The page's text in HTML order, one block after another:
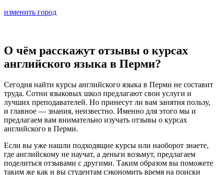
изменить город
О чём расскажут отзывы о курсах
английского языка в Перми?
Сегодня найти курсы английского языка в Перми не составит
труда. Сотни языковых школ предлагают свои услуги и
лучших преподавателей. Но принесут ли вам занятия пользу,
и главное — знания, неизвестно. Именно для этого мы и
предлагаем вам внимательно изучать отзывы о курсах
английского в Перми.
Если вы уже нашли подходящие курсы или наоборот знаете,
где английскому не научат, а деньги возьмут, предлагаем
поделиться отзывами с другими. Таким образом вы поможете
таким же как и вы студентам сэкономить время на поиски